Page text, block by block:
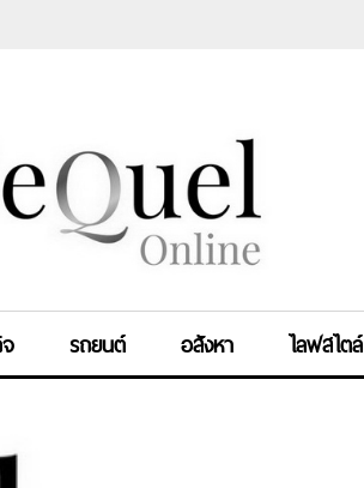
รถยนต์ อสังหา ไลฟสไตล์